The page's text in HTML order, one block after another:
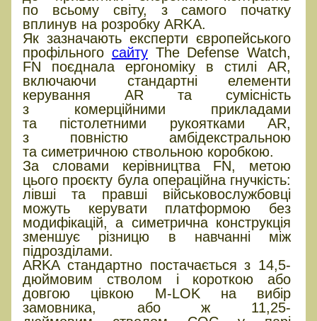
по всьому світу, з самого початку
вплинув на розробку ARKA.
Як зазначають експерти європейського
профільного сайтуThe Defense Watch,
FN поєднала ергономіку в стилі AR,
включаючи стандартні елементи
керування AR та сумісність
з комерційними прикладами
та пістолетними рукоятками AR,
з повністю амбідекстральною
та симетричною ствольною коробкою.
За словами керівництва FN, метою
цього проєкту була операційна гнучкість:
лівші та правші військовослужбовці
можуть керувати платформою без
модифікацій, а симетрична конструкція
зменшує різницю в навчанні між
підрозділами.
ARKA стандартно постачається з 14,5-
дюймовим стволом і короткою або
довгою цівкою M-LOK на вибір
замовника, або ж 11,25-